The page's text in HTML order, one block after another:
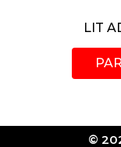
LIT
©